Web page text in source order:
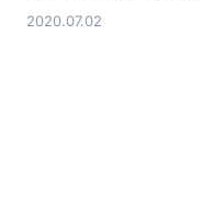
2020.07.02